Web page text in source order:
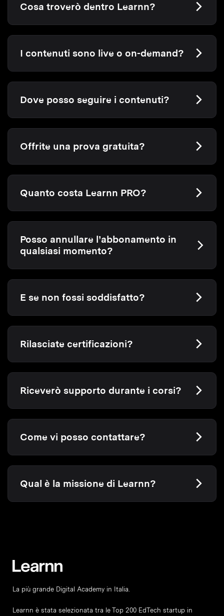
Cosa troverò dentro Learnn?
I contenuti sono live o on-demand?
Dove posso seguire i contenuti?
Offrite una prova gratuita?
Quanto costa Learnn PRO?
Posso annullare l’abbonamento in
qualsiasi momento?
E se non fossi soddisfatto?
Rilasciate certificazioni?
Riceverò supporto durante i corsi?
Come vi posso contattare?
Qual è la missione di Learnn?
La più grande Digital Academy in Italia.
Learnn è stata selezionata tra le Top 200 EdTech startup in